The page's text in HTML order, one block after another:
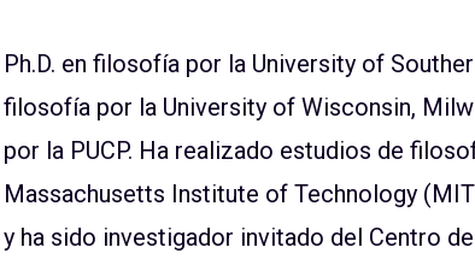
Ph.D. en filosofía por la University of
filosofía por la University of Wisconsin,
por la PUCP. Ha realizado estudios de
Massachusetts Institute of Technology
y ha sido investigador invitado del Centro